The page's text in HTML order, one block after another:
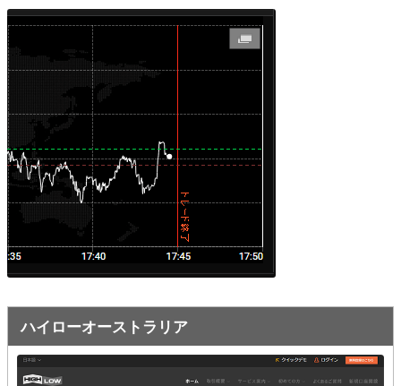
へ
ス
キ
ッ
プ
キ
ッ
プ
オプションビット
ファイブスターズオプション
初心者講座
基本ルール・取引のしかた
トレンドを見極める
トレンド順張りで勝つ方法
逆張りと相場変動のしくみ
負けそうなときは損切り
攻略法まとめ
ハイローオーストラリア